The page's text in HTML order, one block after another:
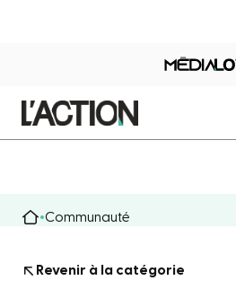
Communauté
Revenir à la catégorie